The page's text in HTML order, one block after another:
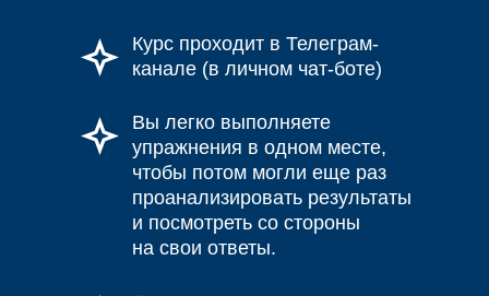
Курс проходит в Телеграм-
канале (в личном чат-боте)
Вы легко выполняете
упражнения в одном месте,
чтобы потом могли еще раз
проанализировать результаты
и посмотреть со стороны
на свои ответы.